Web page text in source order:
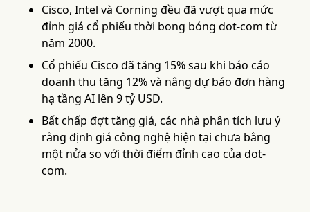
Cisco, Intel và Corning đều đã vượt qua mức
đỉnh giá cổ phiếu thời bong bóng dot-com từ
năm 2000.
Cổ phiếu Cisco đã tăng 15% sau khi báo cáo
doanh thu tăng 12% và nâng dự báo đơn hàng
hạ tầng AI lên 9 tỷ USD.
Bất chấp đợt tăng giá, các nhà phân tích lưu ý
rằng định giá công nghệ hiện tại chưa bằng
một nửa so với thời điểm đỉnh cao của dot-
com.